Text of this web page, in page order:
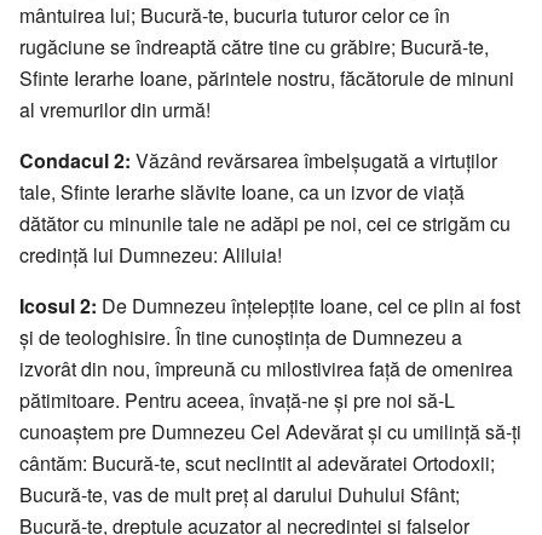
mântuirea lui; Bucură-te, bucuria tuturor celor ce în
rugăciune se îndreaptă către tine cu grăbire; Bucură-te,
Sfinte Ierarhe Ioane, părintele nostru, făcătorule de minuni
al vremurilor din urmă!
Condacul 2: Văzând revărsarea îmbelșugată a virtuților
tale, Sfinte Ierarhe slăvite Ioane, ca un izvor de viață
dătător cu minunile tale ne adăpi pe noi, cei ce strigăm cu
credință lui Dumnezeu: Aliluia!
Icosul 2: De Dumnezeu înțelepțite Ioane, cel ce plin ai fost
și de teologhisire. În tine cunoștința de Dumnezeu a
izvorât din nou, împreună cu milostivirea față de omenirea
pătimitoare. Pentru aceea, învață-ne și pre noi să-L
cunoaștem pre Dumnezeu Cel Adevărat și cu umilință să-ți
cântăm: Bucură-te, scut neclintit al adevăratei Ortodoxii;
Bucură-te, vas de mult preț al darului Duhului Sfânt;
Bucură-te, dreptule acuzator al necredinței și falselor